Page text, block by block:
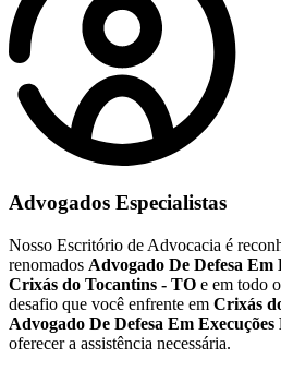
Advogados Especialistas
Nosso Escritório de Advocacia é
renomados Advogado De Defesa Em
Crixás do Tocantins - TO e em todo
desafio que você enfrente em Crixás
Advogado De Defesa Em Execuções
oferecer a assistência necessária.